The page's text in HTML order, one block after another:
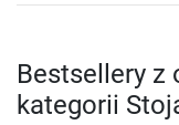
Bestsellery z
kategorii